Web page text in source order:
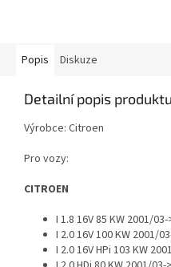
Popis Diskuze
Detailní popis produktu
Výrobce: Citroen
Pro vozy:
CITROEN
I 1.8 16V 85 KW 2001/
I 2.0 16V 100 KW 2001/
I 2.0 16V HPi 103 KW